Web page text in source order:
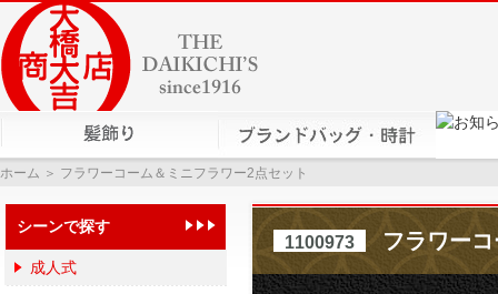
ホーム ＞ フラワーコーム＆ミニフラワー2点セット
1100973 フラワー
シーンで探す
成人式